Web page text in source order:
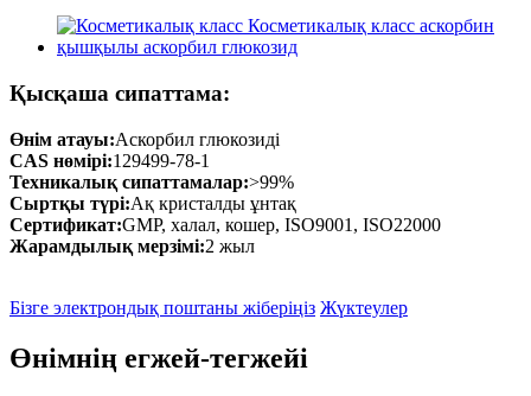
Қысқаша сипаттама:
Өнім атауы:Аскорбил глюкозиді
CAS нөмірі:129499-78-1
Техникалық сипаттамалар:>99%
Сыртқы түрі:Ақ кристалды ұнтақ
Сертификат:GMP, халал, кошер, ISO9001, ISO22000
Жарамдылық мерзімі:2 жыл
Бізге электрондық поштаны жіберіңіз Жүктеулер
Өнімнің егжей-тегжейі